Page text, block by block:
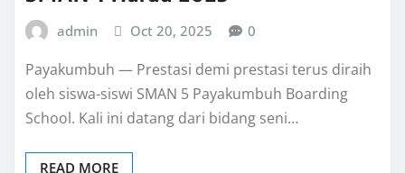
admin Oct 20, 2025 0
Payakumbuh — Prestasi demi prestasi terus diraih
oleh siswa-siswi SMAN 5 Payakumbuh Boarding
School. Kali ini datang dari bidang seni…
READ MORE